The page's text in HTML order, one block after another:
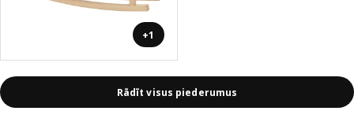
+1
Rādīt visus piederumus